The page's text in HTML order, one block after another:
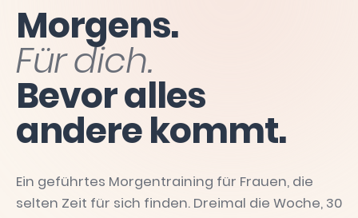
Morgens.
Fürdich.
Bevoralles
anderekommt.
Ein geführtes Morgentraining für Frauen, die
selten Zeit für sich finden. Dreimal die Woche, 30